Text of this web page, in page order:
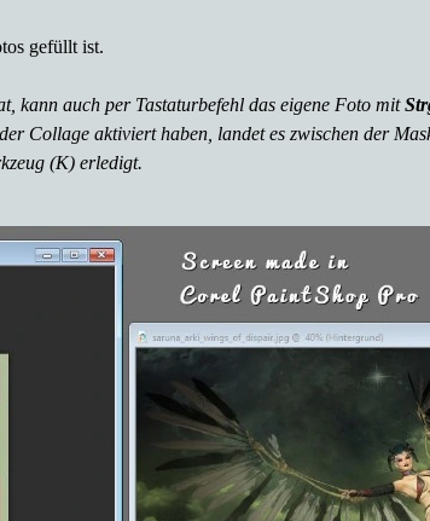
gefüllt ist.
kann auch per Tastaturbefehl das eigene Foto mit
Collage aktiviert haben, landet es zwischen der
(K) erledigt.